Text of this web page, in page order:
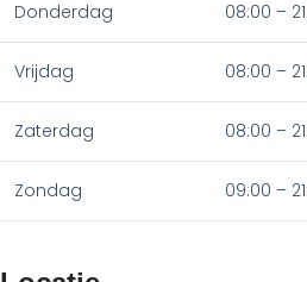
Donderdag 08:00 –
Vrijdag 08:00 –
Zaterdag 08:00 –
Zondag 09:00 –